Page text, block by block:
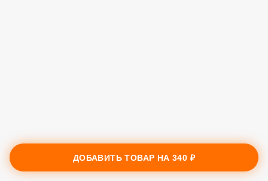
ДОБАВИТЬ ТОВАР НА340 ₽